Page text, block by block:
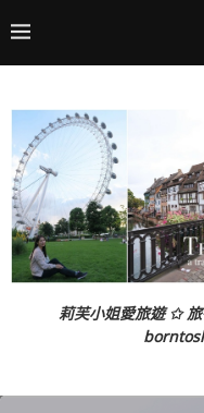
莉芙小姐愛旅遊 ✩